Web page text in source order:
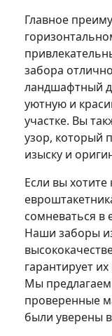
Главное
забора
ландшафтный
уютную и
участке. Вы
узор, который
изыску и
Если вы хотите
сомневаться в
Наши заборы
гарантирует
Мы предлагаем
проверенные
были уверены